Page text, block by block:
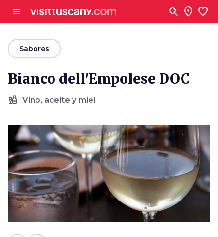
menu search location_on favorite
arrow_backSabores
Bianco dell'Empolese DOC
liquor Vino, aceite y miel